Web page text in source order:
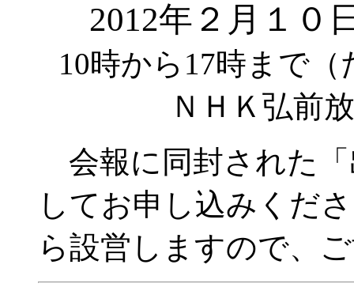
2012年２月１０
10時から17時まで
ＮＨＫ弘前
会報に同封された「
してお申し込みくだ
ら設営しますので、